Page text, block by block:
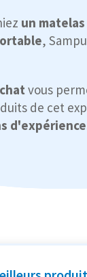
un
,
vous
de cet
d'expérience